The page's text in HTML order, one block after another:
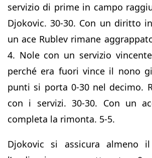
servizio di prime in campo
Djokovic. 30-30. Con un diritto
un ace Rublev rimane
4. Nole con un servizio
perché era fuori vince il nono
punti si porta 0-30 nel decimo.
con i servizi. 30-30. Con un
completa la rimonta. 5-5.
Djokovic si assicura almeno